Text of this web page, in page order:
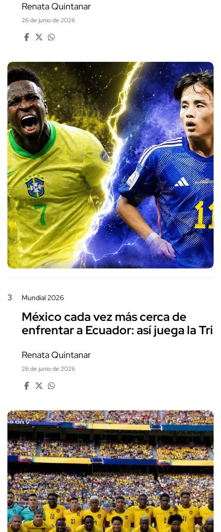
Renata Quintanar
26 de junio de 2026
3 Mundial 2026
México cada vez más cerca de
enfrentar a Ecuador: así juega la Tri
Renata Quintanar
26 de junio de 2026